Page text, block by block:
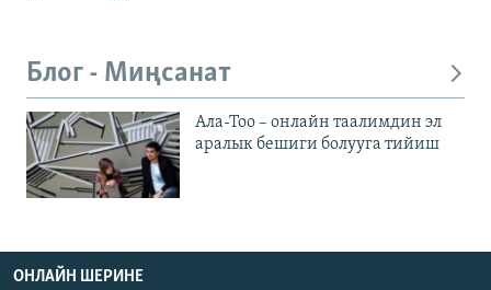
Блог - Миңсанат
Ала-Тоо – онлайн таалимдин эл
аралык бешиги болууга тийиш
ОНЛАЙН ШЕРИНЕ